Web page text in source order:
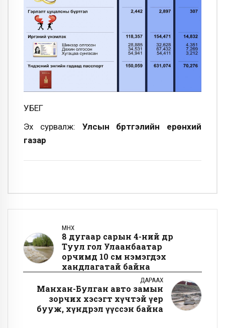
УБЕГ
Эх сурвалж: Улсын бүртгэлийн ерөнхий
газар
ӨМНӨХ
8 дугаар сарын 4-ний өдөр
Туул гол Улаанбаатар
орчимд 10 см нэмэгдэх
хандлагатай байна
ДАРААХ
Манхан-Булган авто замын
зорчих хэсэгт хүчтэй үер
бууж, хүндрэл үүссэн байна